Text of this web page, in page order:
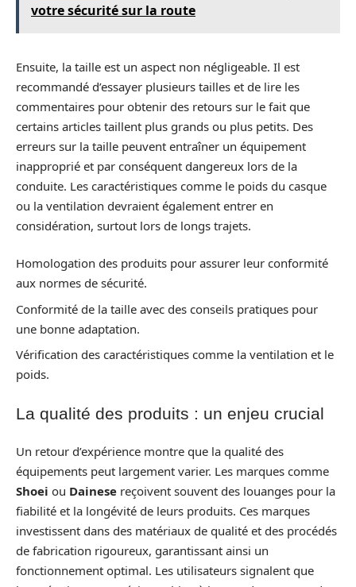
votre sécurité sur la route
Ensuite, la taille est un aspect non négligeable. Il est
recommandé d’essayer plusieurs tailles et de lire les
commentaires pour obtenir des retours sur le fait que
certains articles taillent plus grands ou plus petits. Des
erreurs sur la taille peuvent entraîner un équipement
inapproprié et par conséquent dangereux lors de la
conduite. Les caractéristiques comme le poids du casque
ou la ventilation devraient également entrer en
considération, surtout lors de longs trajets.
Homologation des produits pour assurer leur conformité
aux normes de sécurité.
Conformité de la taille avec des conseils pratiques pour
une bonne adaptation.
Vérification des caractéristiques comme la ventilation et le
poids.
La qualité des produits : un enjeu crucial
Un retour d’expérience montre que la qualité des
équipements peut largement varier. Les marques comme
Shoei ou Dainese reçoivent souvent des louanges pour la
fiabilité et la longévité de leurs produits. Ces marques
investissent dans des matériaux de qualité et des procédés
de fabrication rigoureux, garantissant ainsi un
fonctionnement optimal. Les utilisateurs signalent que